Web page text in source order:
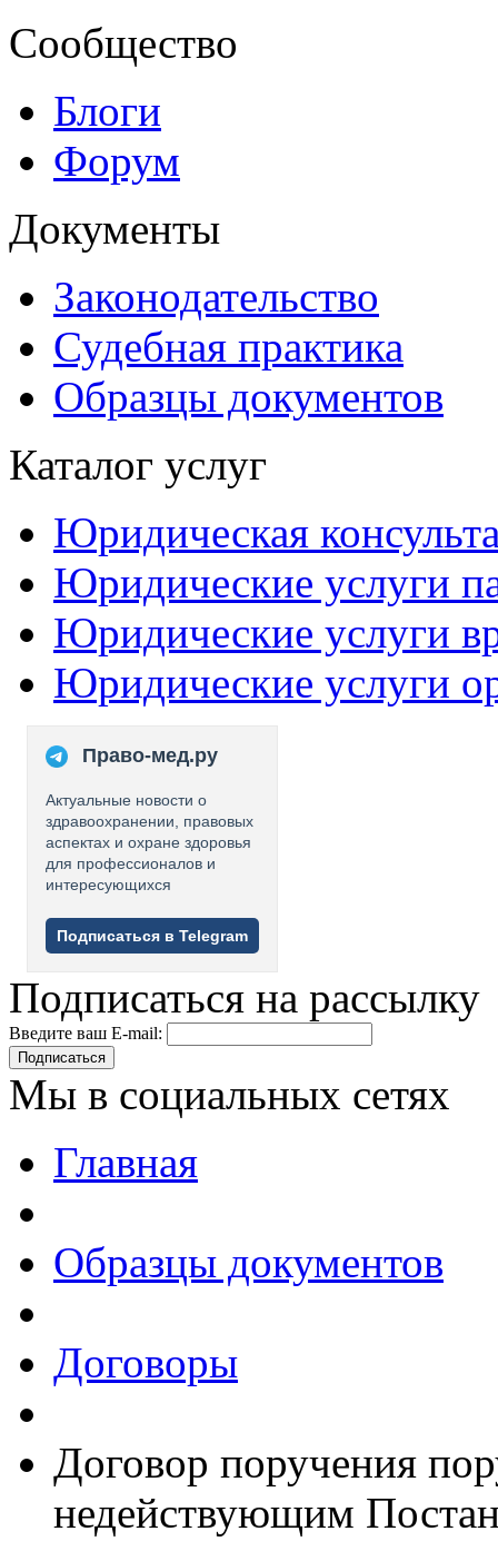
Сообщество
Блоги
Форум
Документы
Законодательство
Судебная практика
Образцы документов
Каталог услуг
Юридическая
Юридические услуги
Юридические услуги
Юридические услуги
Право-мед.ру
Актуальные новости о
здравоохранении, правовых
аспектах и охране здоровья
для профессионалов и
интересующихся
Подписаться в Telegram
Подписаться на рассылку
Введите ваш E-mail:
Подписаться
Мы в социальных сетях
Главная
Образцы документов
Договоры
Договор поручения
недействующим